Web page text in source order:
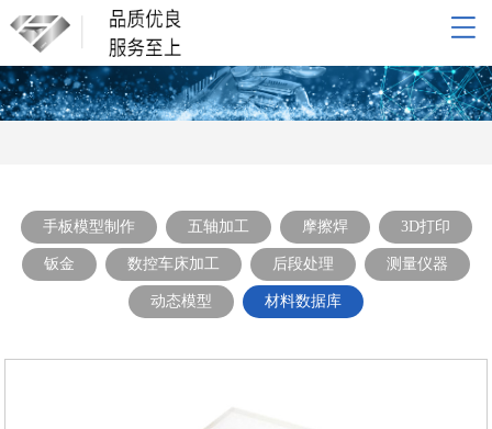
网站导航
网站首页
关于我们
联系我们
手板模型制作 五轴加工 摩擦焊 3D打印
钣金 数控车床加工 后段处理 测量仪器
动态模型 材料数据库